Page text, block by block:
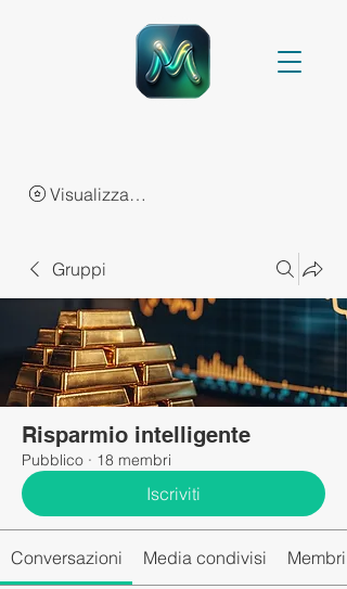
Visualizza punti
Gruppi
Risparmio intelligente
Pubblico · 18 membri
Iscriviti
Conversazioni Media condivisi